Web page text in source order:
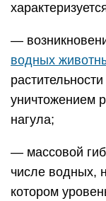
—
водных
уничтожением
нагула;
— массовой
числе водных,
котором